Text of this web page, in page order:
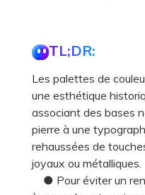
TL;DR:
Les palettes de
une esthétique
associant des bases
pierre à une
rehaussées de
joyaux ou métalliques.
● Pour éviter un